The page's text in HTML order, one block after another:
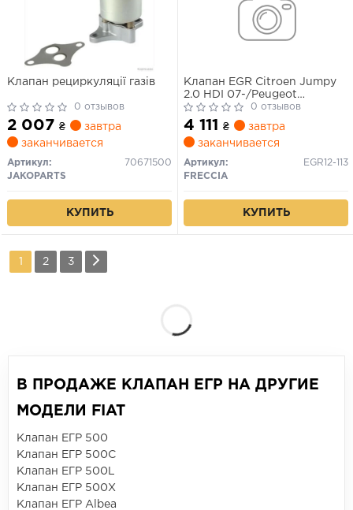
Клапан рециркуляції газів
0 отзывов
2 007 ₴
завтра
заканчивается
Артикул:
70671500
JAKOPARTS
КУПИТЬ
Клапан EGR Citroen Jumpy
2.0 HDI 07-/Peugeot
307/407/607/807/Expert 06-
0 отзывов
4 111 ₴
завтра
заканчивается
Артикул:
EGR12-113
FRECCIA
КУПИТЬ
1 2 3
В ПРОДАЖЕ КЛАПАН ЕГР НА ДРУГИЕ
МОДЕЛИ FIAT
Клапан ЕГР 500
Клапан ЕГР 500C
Клапан ЕГР 500L
Клапан ЕГР 500X
Клапан ЕГР Albea